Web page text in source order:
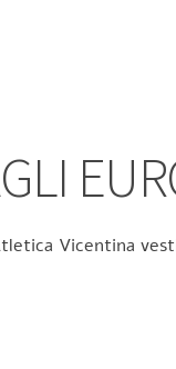
Vicentina